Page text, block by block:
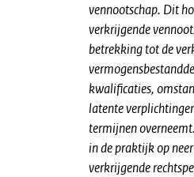
vennootschap. Dit
verkrijgende
betrekking tot de
kwalificaties,
latente
termijnen
in de praktijk op
verkrijgende